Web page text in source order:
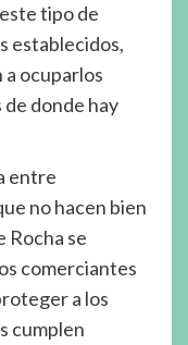
tipo de
establecidos,
a ocuparlos
donde hay
entre
no hacen bien
Rocha se
comerciantes
a los
cumplen